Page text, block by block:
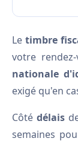
Le timbre
votre
nationale
exigé qu'en
Côté délais
semaines